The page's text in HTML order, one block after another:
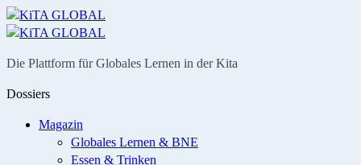
Menü
Suche
Die Plattform für Globales Lernen in der Kita
Dossiers
Magazin
Globales Lernen & BNE
Essen & Trinken